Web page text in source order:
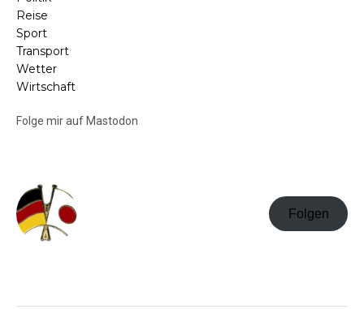
Reise
Sport
Transport
Wetter
Wirtschaft
Folge mir auf Mastodon
Folgen